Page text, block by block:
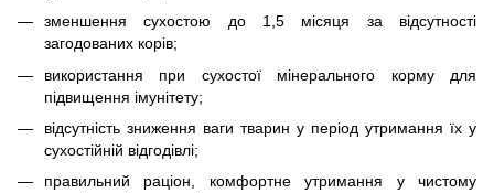
зменшення сухостою до 1,5 місяця за відсутності
загодованих корів;
використання при сухостої мінерального корму для
підвищення імунітету;
відсутність зниження ваги тварин у період утримання їх у
сухостійній відгодівлі;
правильний раціон, комфортне утримання у чистому